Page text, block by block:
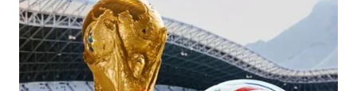
WN
NATUNA
WN
BINTAN